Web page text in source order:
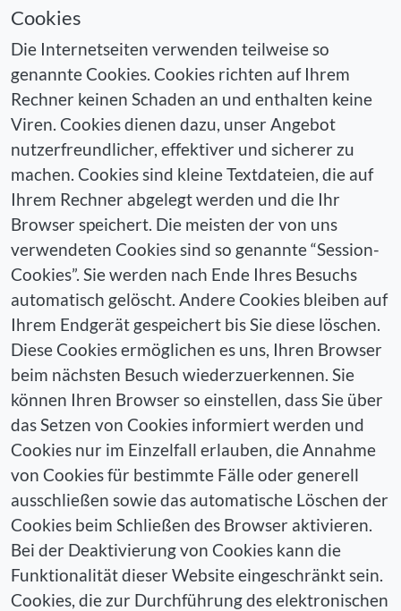
Cookies
Die Internetseiten verwenden teilweise so
genannte Cookies. Cookies richten auf Ihrem
Rechner keinen Schaden an und enthalten keine
Viren. Cookies dienen dazu, unser Angebot
nutzerfreundlicher, effektiver und sicherer zu
machen. Cookies sind kleine Textdateien, die auf
Ihrem Rechner abgelegt werden und die Ihr
Browser speichert. Die meisten der von uns
verwendeten Cookies sind so genannte “Session-
Cookies”. Sie werden nach Ende Ihres Besuchs
automatisch gelöscht. Andere Cookies bleiben auf
Ihrem Endgerät gespeichert bis Sie diese löschen.
Diese Cookies ermöglichen es uns, Ihren Browser
beim nächsten Besuch wiederzuerkennen. Sie
können Ihren Browser so einstellen, dass Sie über
das Setzen von Cookies informiert werden und
Cookies nur im Einzelfall erlauben, die Annahme
von Cookies für bestimmte Fälle oder generell
ausschließen sowie das automatische Löschen der
Cookies beim Schließen des Browser aktivieren.
Bei der Deaktivierung von Cookies kann die
Funktionalität dieser Website eingeschränkt sein.
Cookies, die zur Durchführung des elektronischen